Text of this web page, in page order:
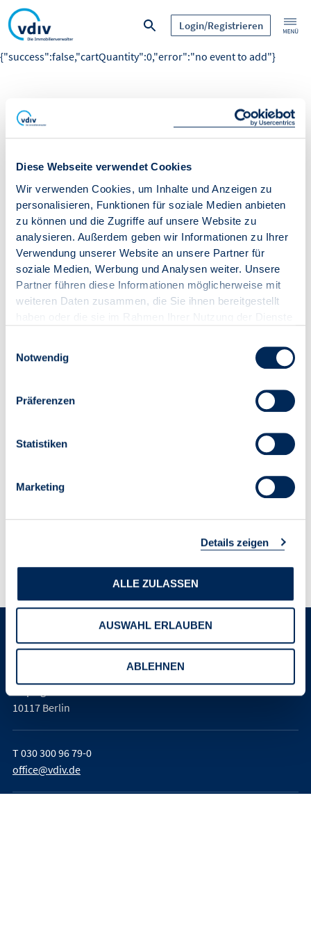
Diese Webseite verwendet Cookies
Wir verwenden Cookies, um Inhalte und Anzeigen zu
personalisieren, Funktionen für soziale Medien anbieten
zu können und die Zugriffe auf unsere Website zu
analysieren. Außerdem geben wir Informationen zu Ihrer
Verwendung unserer Website an unsere Partner für
soziale Medien, Werbung und Analysen weiter. Unsere
Partner führen diese Informationen möglicherweise mit
weiteren Daten zusammen, die Sie ihnen bereitgestellt
Notwendig
Präferenzen
Statistiken
Marketing
Details zeigen
ALLE ZULASSEN
AUSWAHL ERLAUBEN
ABLEHNEN
Login/Registrieren
{"success":false,"cartQuantity":0,"error":"no event to add"}
Verband der Immobilienverwalter
Deutschland e. V. (VDIV Deutschland)
10117 Berlin
T030 300 96 79-0
office@vdiv.de